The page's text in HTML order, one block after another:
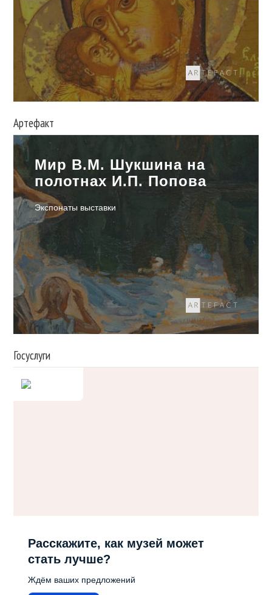
Артефакт
Мир В.М. Шукшина на
полотнах И.П. Попова
Экспонаты выставки
Госуслуги
Расскажите, как музей может
стать лучше?
Ждём ваших предложений